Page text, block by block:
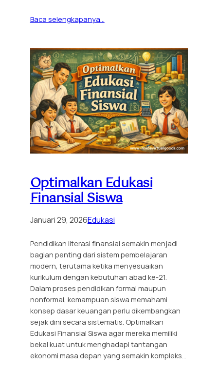
Baca selengkapanya…
Optimalkan Edukasi
Finansial Siswa
Januari 29, 2026Edukasi
Pendidikan literasi finansial semakin menjadi
bagian penting dari sistem pembelajaran
modern, terutama ketika menyesuaikan
kurikulum dengan kebutuhan abad ke-21.
Dalam proses pendidikan formal maupun
nonformal, kemampuan siswa memahami
konsep dasar keuangan perlu dikembangkan
sejak dini secara sistematis. Optimalkan
Edukasi Finansial Siswa agar mereka memiliki
bekal kuat untuk menghadapi tantangan
ekonomi masa depan yang semakin kompleks…